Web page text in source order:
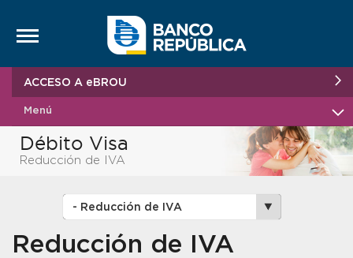
ACCESO A eBROU
Menú
Débito Visa
Reducción de IVA
Reducción de IVA